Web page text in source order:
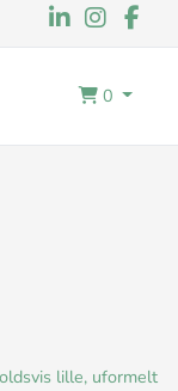
0
lille, uformelt